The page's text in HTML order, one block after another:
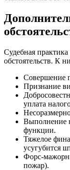
Судебная
обстоятельств. К
Совершение
Признание
уплата
Выполнение
функции.
Тяжелое
усугубится
Форс-
пожар).